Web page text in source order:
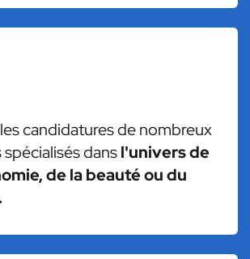
candidatures de nombreux
dansl'univers de
de la beauté ou du